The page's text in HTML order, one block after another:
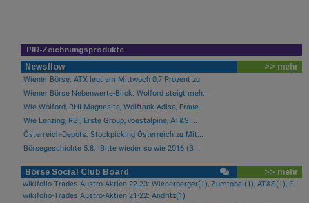
PIR-Zeichnungsprodukte
Newsflow >> mehr
Wiener Börse: ATX legt am Mittwoch 0,7 Prozent zu
Wiener Börse Nebenwerte-Blick: Wolford steigt meh...
Wie Wolford, RHI Magnesita, Wolftank-Adisa, Fraue...
Wie Lenzing, RBI, Erste Group, voestalpine, AT&S ...
Österreich-Depots: Stockpicking Österreich zu Mit...
Börsegeschichte 5.8.: Bitte wieder so wie 2016 (B...
Börse Social Club Board >> mehr
wikifolio-Trades Austro-Aktien 22-23: Wienerberger(1), Zumtobel(1), AT&S(1), Frequentis(1), FACC(1), Kontron(1)
wikifolio-Trades Austro-Aktien 21-22: Andritz(1)